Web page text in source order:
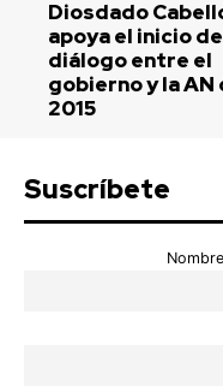
Diosdado
apoya el inicio
diálogo entre el
gobierno y la AN
2015
Suscríbete